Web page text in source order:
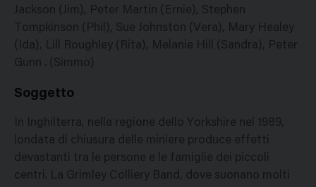
Jackson (Jim), Peter Martin (Ernie), Stephen
Tompkinson (Phil), Sue Johnston (Vera), Mary Healey
(Ida), Lill Roughley (Rita), Melanie Hill (Sandra), Peter
Gunn . (Simmo)
Soggetto
In Inghilterra, nella regione dello Yorkshire nel 1989,
londata di chiusura delle miniere produce effetti
devastanti tra le persone e le famiglie dei piccoli
centri. La Grimley Colliery Band, dove suonano molti